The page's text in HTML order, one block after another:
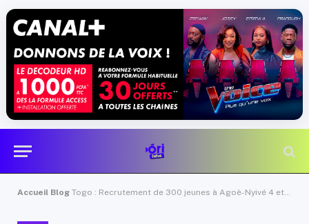
Accueil Blog Togo : Recrutement de 300 jeunes à Agoè-Nyivé 4 et 6, voici comment postuler !